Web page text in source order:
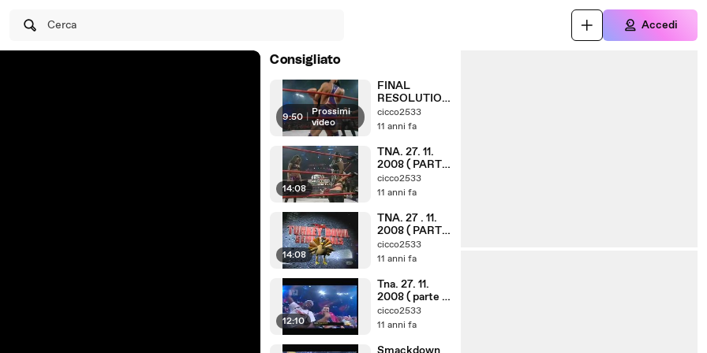
Cerca Accedi
Consigliato
9:50 | Prossimi
video
FINAL
RESOLUTION
8. 12. 2008 (
cicco2533
11 anni fa
14:08
TNA. 27. 11.
2008 ( PARTE
4. 6 )
cicco2533
11 anni fa
14:08
TNA. 27 . 11.
2008 ( PARTE
2. 6 )
cicco2533
11 anni fa
12:10
Tna. 27. 11.
2008 ( parte 1,
6 )
cicco2533
11 anni fa